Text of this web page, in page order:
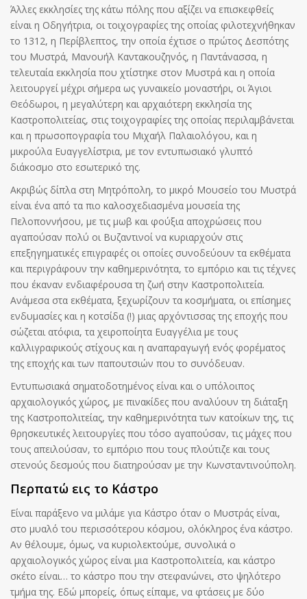
Άλλες εκκλησίες της κάτω πόλης που αξίζει να επισκεφθείς
είναι η Οδηγήτρια, οι τοιχογραφίες της οποίας φιλοτεχνήθηκαν
το 1312, η Περίβλεπτος, την οποία έχτισε ο πρώτος Δεσπότης
του Μυστρά, Μανουήλ Καντακουζηνός, η Παντάνασσα, η
τελευταία εκκλησία που χτίστηκε στον Μυστρά και η οποία
λειτουργεί μέχρι σήμερα ως γυναικείο μοναστήρι, οι Άγιοι
Θεόδωροι, η μεγαλύτερη και αρχαιότερη εκκλησία της
Καστροπολιτείας, στις τοιχογραφίες της οποίας περιλαμβάνεται
και η πρωσοπογραφία του Μιχαήλ Παλαιολόγου, και η
μικρούλα Ευαγγελίστρια, με τον εντυπωσιακό γλυπτό
διάκοσμο στο εσωτερικό της.
Ακριβώς δίπλα στη Μητρόπολη, το μικρό Μουσείο του Μυστρά
είναι ένα από τα πιο καλοσχεδιασμένα μουσεία της
Πελοποννήσου, με τις μωβ και φούξια αποχρώσεις που
αγαπούσαν πολύ οι Βυζαντινοί να κυριαρχούν στις
επεξηγηματικές επιγραφές οι οποίες συνοδεύουν τα εκθέματα
και περιγράφουν την καθημερινότητα, το εμπόριο και τις τέχνες
που έκαναν ενδιαφέρουσα τη ζωή στην Καστροπολιτεία.
Ανάμεσα στα εκθέματα, ξεχωρίζουν τα κοσμήματα, οι επίσημες
ενδυμασίες και η κοτσίδα (!) μιας αρχόντισσας της εποχής που
σώζεται ατόφια, τα χειροποίητα Ευαγγέλια με τους
καλλιγραφικούς στίχους και η αναπαραγωγή ενός φορέματος
της εποχής και των παπουτσιών που το συνόδευαν.
Εντυπωσιακά σηματοδοτημένος είναι και ο υπόλοιπος
αρχαιολογικός χώρος, με πινακίδες που αναλύουν τη διάταξη
της Καστροπολιτείας, την καθημερινότητα των κατοίκων της, τις
θρησκευτικές λειτουργίες που τόσο αγαπούσαν, τις μάχες που
τους απειλούσαν, το εμπόριο που τους πλούτιζε και τους
στενούς δεσμούς που διατηρούσαν με την Κωνσταντινούπολη.
Περπατώ εις το Κάστρο
Είναι παράξενο να μιλάμε για Κάστρο όταν ο Μυστράς είναι,
στο μυαλό του περισσότερου κόσμου, ολόκληρος ένα κάστρο.
Αν θέλουμε, όμως, να κυριολεκτούμε, συνολικά ο
αρχαιολογικός χώρος είναι μια Καστροπολιτεία, και κάστρο
σκέτο είναι… το κάστρο που την στεφανώνει, στο ψηλότερο
τμήμα της. Εδώ μπορείς, όπως είπαμε, να φτάσεις με δύο